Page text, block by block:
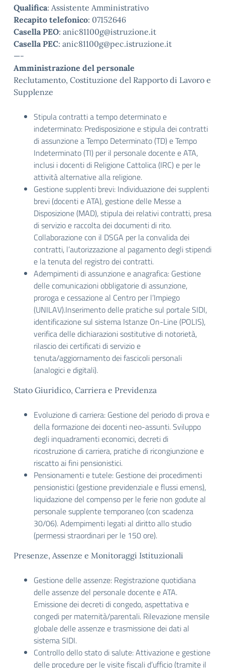
Qualifica: Assistente Amministrativo
Recapito telefonico: 07152646
Casella PEO: anic81100g@istruzione.it
Casella PEC: anic81100g@pec.istruzione.it
—-
Amministrazione del personale
Reclutamento, Costituzione del Rapporto di Lavoro e
Supplenze
Stipula contratti a tempo determinato e
indeterminato: Predisposizione e stipula dei contratti
di assunzione a Tempo Determinato (TD) e Tempo
Indeterminato (TI) per il personale docente e ATA,
inclusi i docenti di Religione Cattolica (IRC) e per le
attività alternative alla religione.
Gestione supplenti brevi: Individuazione dei supplenti
brevi (docenti e ATA), gestione delle Messe a
Disposizione (MAD), stipula dei relativi contratti, presa
di servizio e raccolta dei documenti di rito.
Collaborazione con il DSGA per la convalida dei
contratti, l’autorizzazione al pagamento degli stipendi
e la tenuta del registro dei contratti.
Adempimenti di assunzione e anagrafica: Gestione
delle comunicazioni obbligatorie di assunzione,
proroga e cessazione al Centro per l’Impiego
(UNILAV).Inserimento delle pratiche sul portale SIDI,
identificazione sul sistema Istanze On-Line (POLIS),
verifica delle dichiarazioni sostitutive di notorietà,
rilascio dei certificati di servizio e
tenuta/aggiornamento dei fascicoli personali
(analogici e digitali).
Stato Giuridico, Carriera e Previdenza
Evoluzione di carriera: Gestione del periodo di prova e
della formazione dei docenti neo-assunti. Sviluppo
degli inquadramenti economici, decreti di
ricostruzione di carriera, pratiche di ricongiunzione e
riscatto ai fini pensionistici.
Pensionamenti e tutele: Gestione dei procedimenti
pensionistici (gestione previdenziale e flussi emens),
liquidazione del compenso per le ferie non godute al
personale supplente temporaneo (con scadenza
30/06). Adempimenti legati al diritto allo studio
(permessi straordinari per le 150 ore).
Presenze, Assenze e Monitoraggi Istituzionali
Gestione delle assenze: Registrazione quotidiana
delle assenze del personale docente e ATA.
Emissione dei decreti di congedo, aspettativa e
congedi per maternità/parentali. Rilevazione mensile
globale delle assenze e trasmissione dei dati al
sistema SIDI.
Controllo dello stato di salute: Attivazione e gestione
delle procedure per le visite fiscali d’ufficio (tramite il